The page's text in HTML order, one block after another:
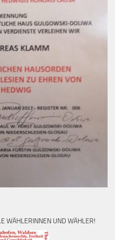
WÄHLERINNEN UND WÄHLER!